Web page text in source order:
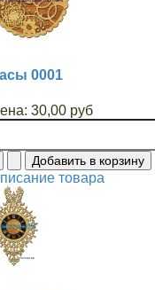
0001
30,00 руб
товара